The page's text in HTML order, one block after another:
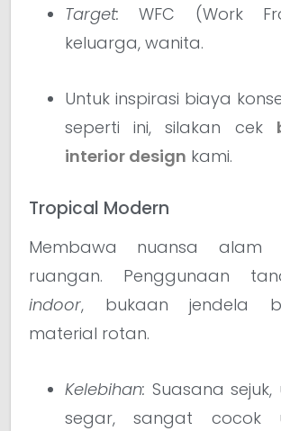
Target: WFC (Work
keluarga, wanita.
Untuk inspirasi biaya
seperti ini, silakan cek
interior design kami.
Tropical Modern
Membawa nuansa alam
ruangan. Penggunaan
indoor, bukaan jendela
material rotan.
Kelebihan: Suasana
segar, sangat cocok